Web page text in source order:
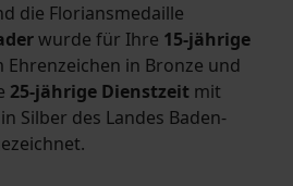
die Floriansmedaille
wurde für Ihre 15-jährige
Ehrenzeichen in Bronze und
25-jährige Dienstzeit mit
Silber des Landes Baden-